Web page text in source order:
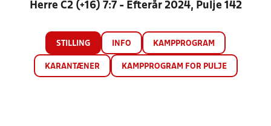
Herre C2 (+16) 7:7 - Efterår 2024, Pulje 142
STILLING INFO KAMPPROGRAM
KARANTÆNER KAMPPROGRAM FOR PULJE